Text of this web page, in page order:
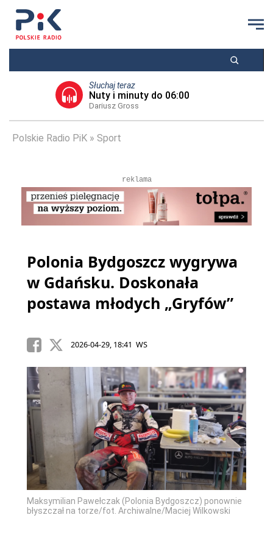
Słuchaj teraz
Nuty i minuty do 06:00
Dariusz Gross
Polskie Radio PiK Sport
reklama
Polonia Bydgoszcz wygrywa
w Gdańsku. Doskonała
postawa młodych „Gryfów”
2026-04-29, 18:41 WS
Maksymilian Pawełczak (Polonia Bydgoszcz) ponownie
błyszczał na torze/fot. Archiwalne/Maciej Wilkowski